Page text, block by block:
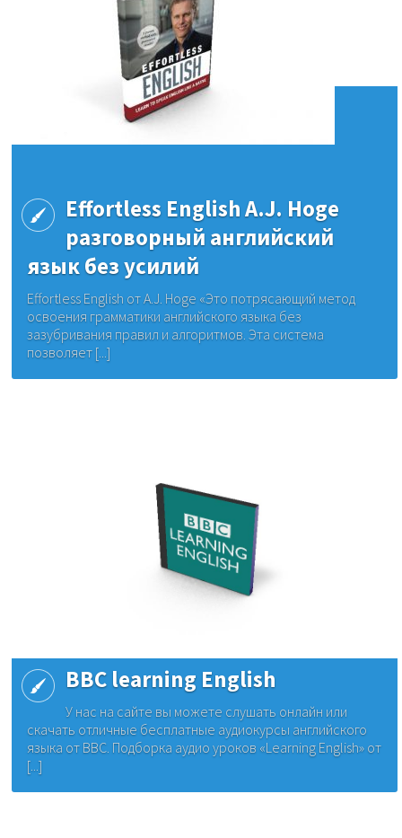
Effortless English A.J. Hoge
разговорный английский
язык без усилий
Effortless English от A.J. Hoge «Это потрясающий метод
освоения грамматики английского языка без
зазубривания правил и алгоритмов. Эта система
позволяет [...]
BBC learning English
У нас на сайте вы можете слушать онлайн или
скачать отличные бесплатные аудиокурсы английского
языка от BBC. Подборка аудио уроков «Learning English» от
[...]